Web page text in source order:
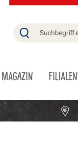
MAGAZIN FILIALEN